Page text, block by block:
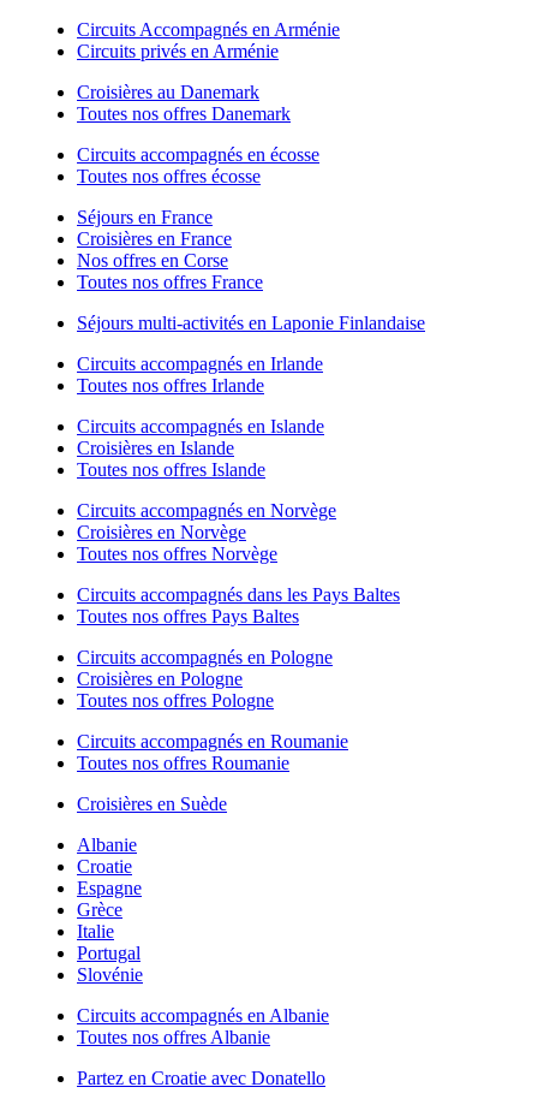
Circuits Accompagnés en Arménie
Circuits privés en Arménie
Croisières au Danemark
Toutes nos offres Danemark
Circuits accompagnés en écosse
Toutes nos offres écosse
Séjours en France
Croisières en France
Nos offres en Corse
Toutes nos offres France
Séjours multi-activités en Laponie Finlandaise
Circuits accompagnés en Irlande
Toutes nos offres Irlande
Circuits accompagnés en Islande
Croisières en Islande
Toutes nos offres Islande
Circuits accompagnés en Norvège
Croisières en Norvège
Toutes nos offres Norvège
Circuits accompagnés dans les Pays Baltes
Toutes nos offres Pays Baltes
Circuits accompagnés en Pologne
Croisières en Pologne
Toutes nos offres Pologne
Circuits accompagnés en Roumanie
Toutes nos offres Roumanie
Croisières en Suède
Albanie
Croatie
Espagne
Grèce
Italie
Portugal
Slovénie
Circuits accompagnés en Albanie
Toutes nos offres Albanie
Partez en Croatie avec Donatello